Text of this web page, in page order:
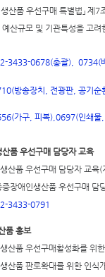
산품 우선구매 특별법」
산규모 및 기관특성을 고려
3433-0678(총괄), 0734(
장치, 전광판, 공기순
, 피복), 0697(인쇄물
품 우선구매 담당자 교육
산품 우선구매 담당자 교육(
장애인생산품 우선구매 담
3433-0791
품 홍보
산품 우선구매활성화를 위
산품 판로확대를 위한 인식